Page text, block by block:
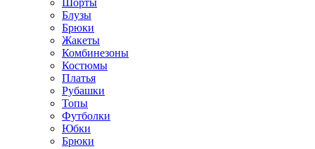
Блузы
Брюки
Жакеты
Комбинезоны
Костюмы
Платья
Рубашки
Топы
Футболки
Юбки
Брюки